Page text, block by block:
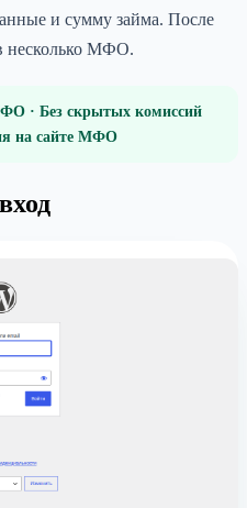
и сумму займа. После
в несколько МФО.
· Без скрытых комиссий
на сайте МФО